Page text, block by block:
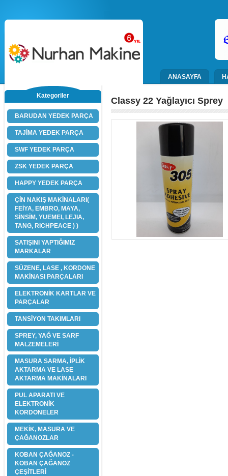
ANASAYFA
Kategoriler
BARUDAN YEDEK PARÇA
TAJİMA YEDEK PARÇA
SWF YEDEK PARÇA
ZSK YEDEK PARÇA
HAPPY YEDEK PARÇA
ÇİN NAKIŞ MAKİNALARI(
FEİYA, EMBRO, MAYA,
SİNSİM, YUEMEI, LEJIA,
TANG, RICHPEACE ) )
SATIŞINI YAPTIĞIMIZ
MARKALAR
SÜZENE, LASE , KORDONE
MAKİNASI PARÇALARI
ELEKTRONİK KARTLAR VE
PARÇALAR
TANSİYON TAKIMLARI
SPREY, YAĞ VE SARF
MALZEMELERİ
MASURA SARMA, İPLİK
AKTARMA VE LASE
AKTARMA MAKİNALARI
PUL APARATI VE
ELEKTRONİK
KORDONELER
MEKİK, MASURA VE
ÇAĞANOZLAR
KOBAN ÇAĞANOZ -
KOBAN ÇAĞANOZ
ÇEŞİTLERİ
Classy 22 Yağlayıcı Sprey